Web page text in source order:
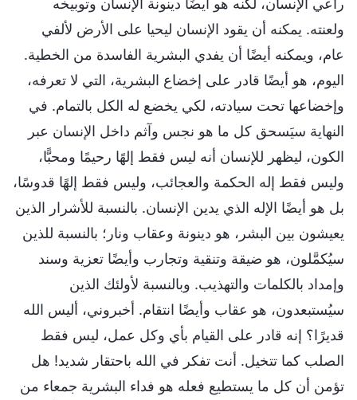
ولعنته. يمكنه أن يقود الإنسان ليحيا على الأرض لألفي
عام، ويمكنه أيضًا أن يفدي البشرية الفاسدة من الخطية.
اليوم، هو أيضًا قادر على إخضاع البشرية، التي لا تعرفه،
وإخضاعها تحت سيادته، لكي يخضع له الكل بالتمام. في
النهاية سيَسحق كل ما هو نجس وآثم داخل الإنسان عبر
الكون، ليظهر للإنسان أنه ليس فقط إلهًا رحيمًا ومحبًّا،
وليس فقط إله الحكمة والعجائب، وليس فقط إلهًا قدوسًا،
بل هو أيضًا الإله الذي يدين الإنسان. بالنسبة للأشرار الذين
يعيشون بين البشر، هو دينونة وعقاب ونار؛ بالنسبة للذين
سيُكمَّلون، هو ضيقة وتنقية وتجارب وأيضًا تعزية وسند
وإمداد بالكلمات والتهذيب. وبالنسبة لأولئك الذين
سيُستبعدون، هو عقاب وأيضًا انتقام. أخبروني، أليس الله
قديرًا؟ إنه قادر على القيام بأي وكل عمل، ليس فقط
الصلب كما تتخيل. أنت تفكر في الله باحتقار شديد! هل
تؤمن أن كل ما يستطيع فعله هو فداء البشرية جمعاء من